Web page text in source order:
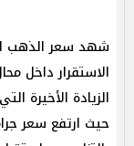
الاستقرار داخل
الزيادة الأخيرة